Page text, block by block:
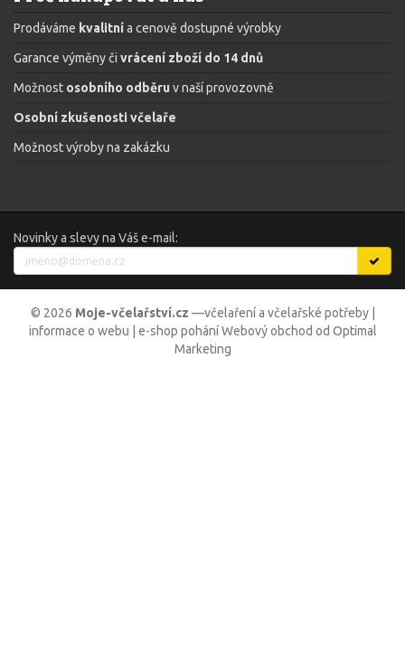
Prodáváme kvalitnía cenově dostupné výrobky
Garance výměny či vrácení zboží do 14 dnů
Možnost osobního odběru v naší provozovně
Osobní zkušenosti včelaře
Možnost výroby na zakázku
Novinky a slevy na Váš e-mail:
© 2026 Moje-včelařství.cz —včelaření a včelařské potřeby|
informace o webu | e-shop poháníWebový obchod od Optimal
Marketing